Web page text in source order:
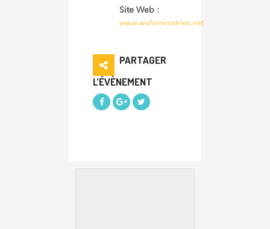
Site Web :
www.wafoministries.net
PARTAGER
L’ÉVÈNEMENT